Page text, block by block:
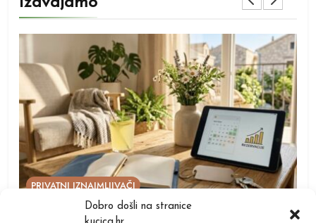
Dobro došli na stranice
PRIVATNI IZNAJMLJIVAČI
Kao iznajmljivač privatnog smještaja dužni ste